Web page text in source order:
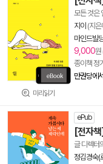
미리읽기
모든 것은
지이 (지은
마인드빌
9,000원
종이책 정
만권당에
ePub
[전자책
글 디렉터
정김경숙(